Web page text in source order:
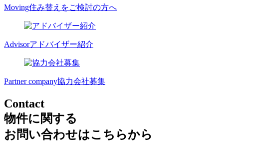
Moving住み替えをご検討の方へ
Advisorアドバイザー紹介
Partner company協力会社募集
Contact
物件に関する
お問い合わせはこちらから